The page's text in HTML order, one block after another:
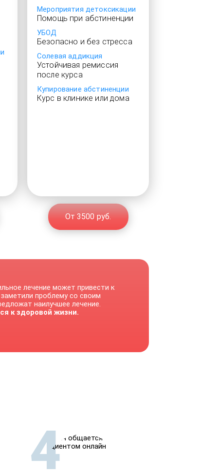
Мероприятия детоксикации
Помощь при абстиненции
УБОД
Безопасно и без стресса
Солевая аддикция
Устойчивая ремиссия
после курса
Купирование абстиненции
Курс в клинике или дома
От 3500 руб.
лечение может привести к
проблему со своим
наилучшее лечение.
к здоровой жизни.
4